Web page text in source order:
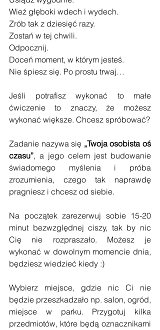
Wieź głęboki wdech i wydech.
Zrób tak z dziesięć razy.
Zostań w tej chwili.
Odpocznij.
Doceń moment, w którym jesteś.
Nie śpiesz się. Po prostu trwaj…
Jeśli potrafisz wykonać to małe
ćwiczenie to znaczy, że możesz
wykonać większe. Chcesz spróbować?
Zadanie nazywa się „Twoja osobista oś
czasu”, a jego celem jest budowanie
świadomego myślenia i próba
zrozumienia, czego tak naprawdę
pragniesz i chcesz od siebie.
Na początek zarezerwuj sobie 15-20
minut bezwzględnej ciszy, tak by nic
Cię nie rozpraszało. Możesz je
wykonać w dowolnym momencie dnia,
będziesz wiedzieć kiedy :)
Wybierz miejsce, gdzie nic Ci nie
będzie przeszkadzało np. salon, ogród,
miejsce w parku. Przygotuj kilka
przedmiotów, które będą oznacznikami